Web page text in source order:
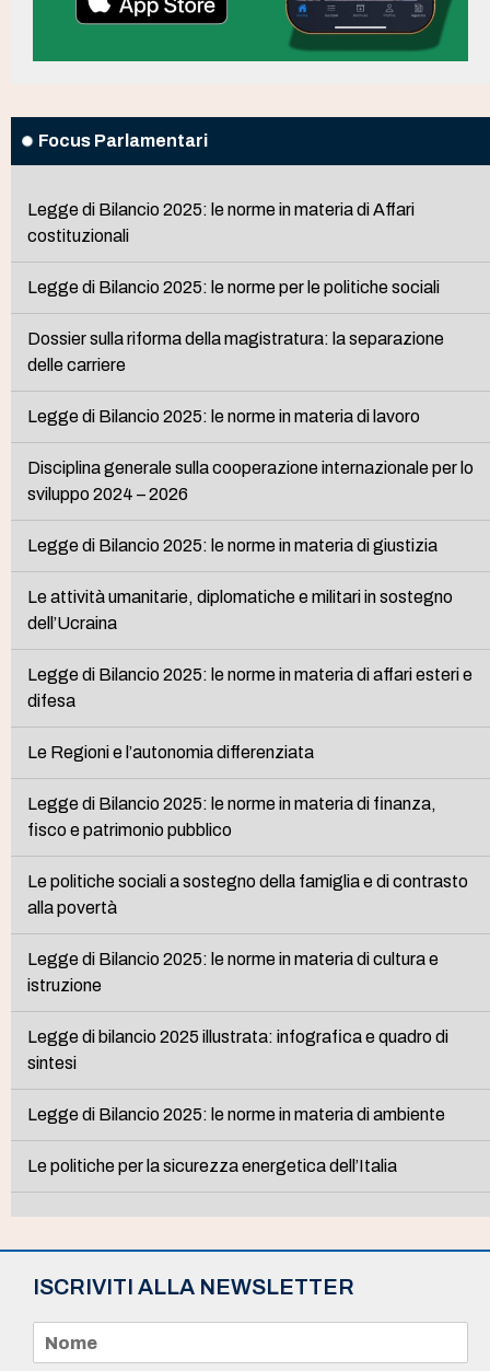
Focus Parlamentari
Legge di Bilancio 2025: le norme in materia di Affari
costituzionali
Legge di Bilancio 2025: le norme per le politiche sociali
Dossier sulla riforma della magistratura: la separazione
delle carriere
Legge di Bilancio 2025: le norme in materia di lavoro
Disciplina generale sulla cooperazione internazionale per lo
sviluppo 2024 – 2026
Legge di Bilancio 2025: le norme in materia di giustizia
Le attività umanitarie, diplomatiche e militari in sostegno
dell’Ucraina
Legge di Bilancio 2025: le norme in materia di affari esteri e
difesa
Le Regioni e l’autonomia differenziata
Legge di Bilancio 2025: le norme in materia di finanza,
fisco e patrimonio pubblico
Le politiche sociali a sostegno della famiglia e di contrasto
alla povertà
Legge di Bilancio 2025: le norme in materia di cultura e
istruzione
Legge di bilancio 2025 illustrata: infografica e quadro di
sintesi
Legge di Bilancio 2025: le norme in materia di ambiente
Le politiche per la sicurezza energetica dell’Italia
ISCRIVITI ALLA NEWSLETTER
m